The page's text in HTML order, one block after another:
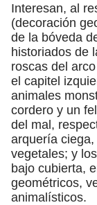
Interesan, al
(decoración
de la bóveda
historiados de
roscas del
el capitel
animales
cordero y un
del mal,
arquería
vegetales; y
bajo cubierta,
geométricos,
animalísticos.